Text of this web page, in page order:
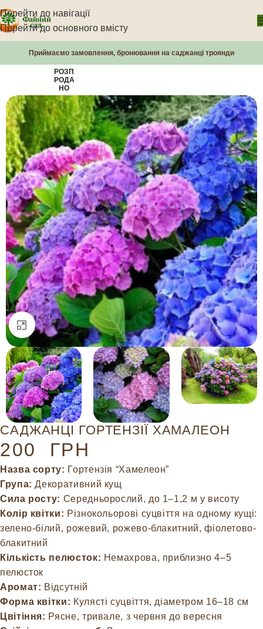
Перейти до навігації
Перейти до основного вмісту
Приймаємо замовлення, бронювання на саджанці троянди
РОЗП
РОДА
НО
Натисніть, щоб збільшити
САДЖАНЦІ ГОРТЕНЗІЇ ХАМАЛЕОН
200 ГРН
Назва сорту: Гортензія “Хамелеон”
Група: Декоративний кущ
Сила росту: Середньорослий, до 1–1,2 м у висоту
Колір квітки: Різнокольорові суцвіття на одному кущі:
зелено-білий, рожевий, рожево-блакитний, фіолетово-
блакитний
Кількість пелюсток: Немахрова, приблизно 4–5
пелюсток
Аромат: Відсутній
Форма квітки: Кулясті суцвіття, діаметром 16–18 см
Цвітіння: Рясне, тривале, з червня до вересня